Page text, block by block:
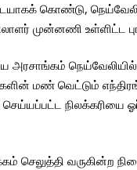
கொண்டு, நெய்வேலி
முன்னணி உள்ளிட்ட
மண் வெட்டும்
செய்யப்பட்ட
செலுத்தி